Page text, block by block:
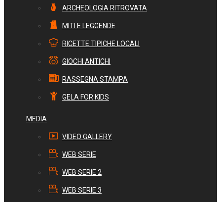
ARCHEOLOGIA RITROVATA
MITI E LEGGENDE
RICETTE TIPICHE LOCALI
GIOCHI ANTICHI
RASSEGNA STAMPA
GELA FOR KIDS
MEDIA
VIDEO GALLERY
WEB SERIE
WEB SERIE 2
WEB SERIE 3